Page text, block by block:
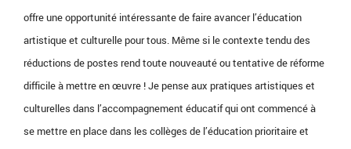
offre une opportunité intéressante de faire avancer l’éducation
artistique et culturelle pour tous. Même si le contexte tendu des
réductions de postes rend toute nouveauté ou tentative de réforme
difficile à mettre en œuvre ! Je pense aux pratiques artistiques et
culturelles dans l’accompagnement éducatif qui ont commencé à
se mettre en place dans les collèges de l’éducation prioritaire et